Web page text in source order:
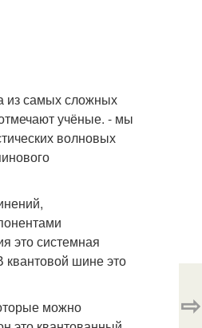
из самых сложных
учёные. - мы
волновых
это системная
квантовой шине это
можно
⇨